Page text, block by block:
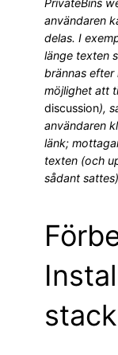
användaren
delas. I
länge texten
brännas efter
möjlighet att
discussion),
användaren
länk;
texten (och
sådant
stack